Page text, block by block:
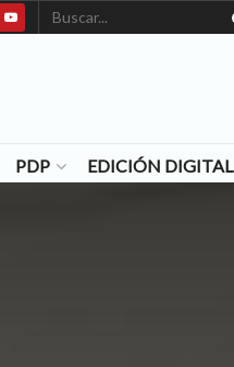
PDP EDICIÓN DIGITAL